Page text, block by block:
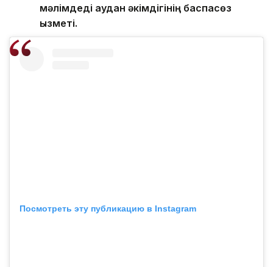
мәлімдеді аудан әкімдігінің баспасөз
қызметі.
Посмотреть эту публикацию в Instagram